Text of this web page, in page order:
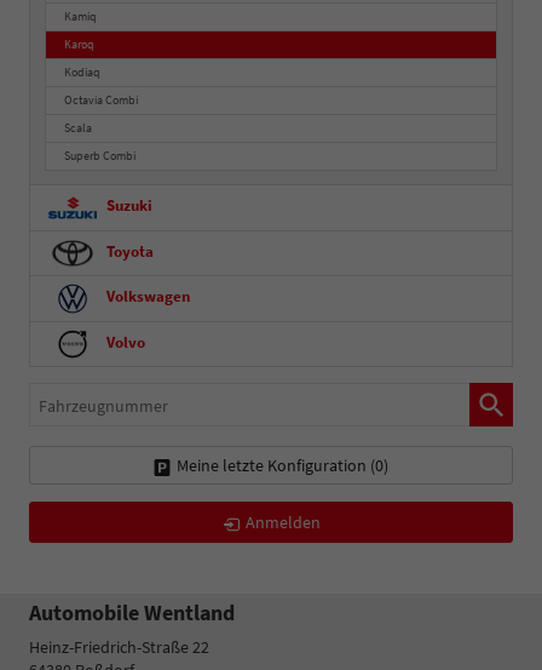
Kamiq
Karoq
Kodiaq
Octavia Combi
Scala
Superb Combi
Suzuki
Toyota
Volkswagen
Volvo
Fahrzeugnummer
Meine letzte Konfiguration (0)
Anmelden
Automobile Wentland
Heinz-Friedrich-Straße 22